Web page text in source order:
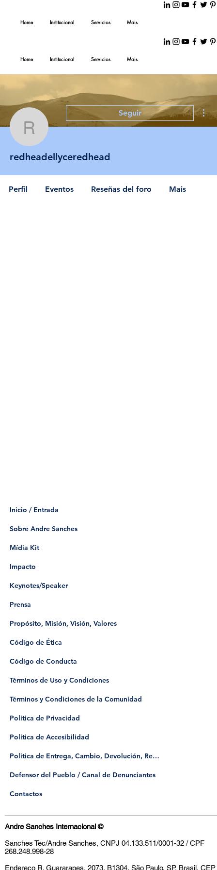
Home Institucional Servicios Mais
Home Institucional Servicios Mais
Inicio / Entrada
Sobre Andre Sanches
Mídia Kit
Impacto
Keynotes/Speaker
Prensa
Propósito, Misión, Visión, Valores
Código de Ética
Código de Conducta
Términos de Uso y Condiciones
Términos y Condiciones de la Comunidad
Política de Privacidad
Política de Accesibilidad
Politica de Entrega, Cambio, Devolución, Reembolso
​Defensor del Pueblo / Canal de Denunciantes
Contactos
Andre Sanches Internacional ©
Sanches Tec/Andre Sanches, CNPJ 04.133.511/0001-32 / CPF
268.248.998-28
Endereço R. Guararapes, 2073, B1304, São Paulo, SP, Brasil, CEP
Perfil Eventos Reseñas del foro Mais
redheadellyceredhead
Seguir
redheadellyceredhead